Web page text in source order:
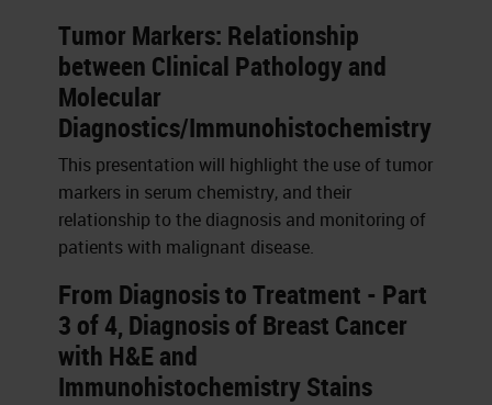
Tumor Markers: Relationship
between Clinical Pathology and
Molecular
Diagnostics/Immunohistochemistry
This presentation will highlight the use of tumor
markers in serum chemistry, and their
relationship to the diagnosis and monitoring of
patients with malignant disease.
From Diagnosis to Treatment - Part
3 of 4, Diagnosis of Breast Cancer
with H&E and
Immunohistochemistry Stains